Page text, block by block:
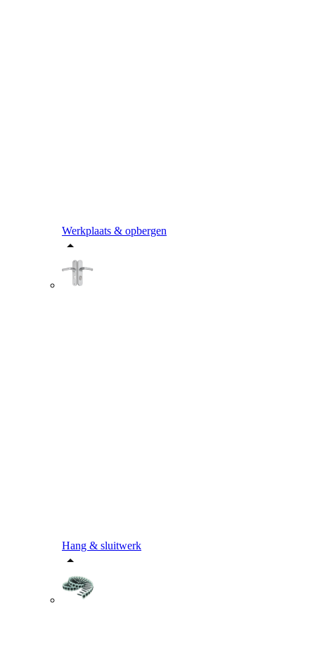
Werkplaats & opbergen
Hang & sluitwerk